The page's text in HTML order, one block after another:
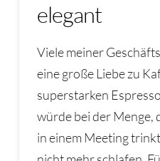
elegant
Viele meiner
eine große Liebe zu
superstarken
würde bei der Menge,
in einem Meeting